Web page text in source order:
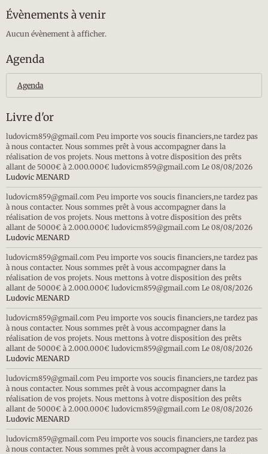
Évènements à venir
Aucun évènement à afficher.
Agenda
Agenda
Livre d'or
ludovicm859@gmail.com Peu importe vos soucis financiers,ne tardez pas
à nous contacter. Nous sommes prêt à vous accompagner dans la
réalisation de vos projets. Nous mettons à votre disposition des prêts
allant de 5000€ à 2.000.000€ ludovicm859@gmail.com Le 08/08/2026
Ludovic MENARD
ludovicm859@gmail.com Peu importe vos soucis financiers,ne tardez pas
à nous contacter. Nous sommes prêt à vous accompagner dans la
réalisation de vos projets. Nous mettons à votre disposition des prêts
allant de 5000€ à 2.000.000€ ludovicm859@gmail.com Le 08/08/2026
Ludovic MENARD
ludovicm859@gmail.com Peu importe vos soucis financiers,ne tardez pas
à nous contacter. Nous sommes prêt à vous accompagner dans la
réalisation de vos projets. Nous mettons à votre disposition des prêts
allant de 5000€ à 2.000.000€ ludovicm859@gmail.com Le 08/08/2026
Ludovic MENARD
ludovicm859@gmail.com Peu importe vos soucis financiers,ne tardez pas
à nous contacter. Nous sommes prêt à vous accompagner dans la
réalisation de vos projets. Nous mettons à votre disposition des prêts
allant de 5000€ à 2.000.000€ ludovicm859@gmail.com Le 08/08/2026
Ludovic MENARD
ludovicm859@gmail.com Peu importe vos soucis financiers,ne tardez pas
à nous contacter. Nous sommes prêt à vous accompagner dans la
réalisation de vos projets. Nous mettons à votre disposition des prêts
allant de 5000€ à 2.000.000€ ludovicm859@gmail.com Le 08/08/2026
Ludovic MENARD
ludovicm859@gmail.com Peu importe vos soucis financiers,ne tardez pas
à nous contacter. Nous sommes prêt à vous accompagner dans la